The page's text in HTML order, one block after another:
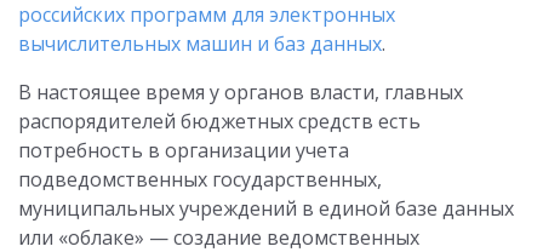
российских программ для электронных
вычислительных машин и баз данных.
В настоящее время у органов власти, главных
распорядителей бюджетных средств есть
потребность в организации учета
подведомственных государственных,
муниципальных учреждений в единой базе данных
или «облаке» — создание ведомственных